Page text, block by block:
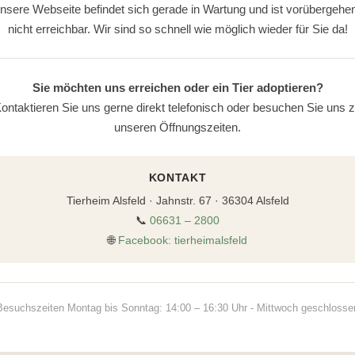
Webseite befindet sich gerade in Wartung und ist
nicht erreichbar. Wir sind so schnell wie möglich wieder für Sie da!
Sie möchten uns erreichen oder ein Tier adoptieren?
Sie uns gerne direkt telefonisch oder besuchen Sie uns
unseren Öffnungszeiten.
KONTAKT
Tierheim Alsfeld · Jahnstr. 67 · 36304 Alsfeld
📞 06631 – 2800
🌐 Facebook: tierheimalsfeld
Montag bis Sonntag: 14:00 – 16:30 Uhr - Mittwoch